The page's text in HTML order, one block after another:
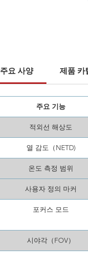
주요 사양 제품 카
주요 기능
적외선 해상도
열 감도（NETD)
온도 측정 범위
사용자 정의 마커
포커스 모드
시야각（FOV）